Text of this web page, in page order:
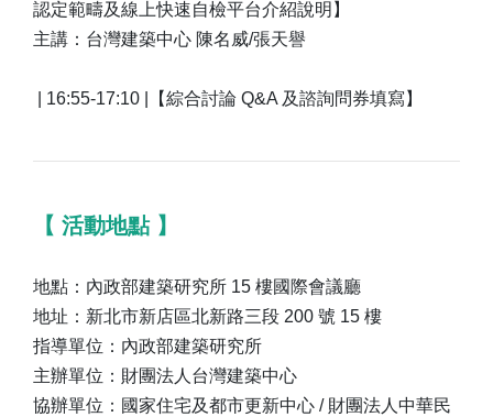
認定範疇及線上快速自檢平台介紹說明】
主講：台灣建築中心 陳名威/張天譽
| 16:55-17:10 |【綜合討論 Q&A 及諮詢問券填寫】
【 活動地點 】
地點：內政部建築研究所 15 樓國際會議廳
地址：新北市新店區北新路三段 200 號 15 樓
指導單位：內政部建築研究所
主辦單位：財團法人台灣建築中心
協辦單位：國家住宅及都市更新中心 / 財團法人中華民